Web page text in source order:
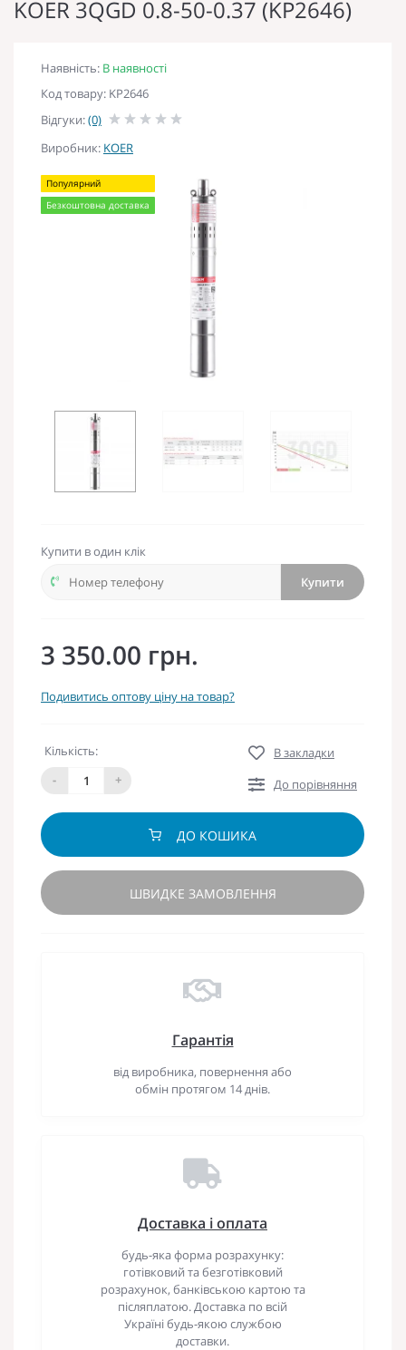
KOER 3QGD 0.8-50-0.37 (KP2646)
Наявність: В наявності
Код товару: KP2646
Відгуки:(0)
Виробник: KOER
Популярний
Безкоштовна доставка
Купити в один клік
Купити
3 350.00 грн.
Подивитись оптову ціну на товар?
Кількість:
-
+
В закладки
До порівняння
ДО КОШИКА
ШВИДКЕ ЗАМОВЛЕННЯ
Гарантія
від виробника, повернення або
обмін протягом 14 днів.
Доставка і оплата
будь-яка форма розрахунку:
готівковий та безготівковий
розрахунок, банківською картою та
післяплатою. Доставка по всій
Україні будь-якою службою
доставки.